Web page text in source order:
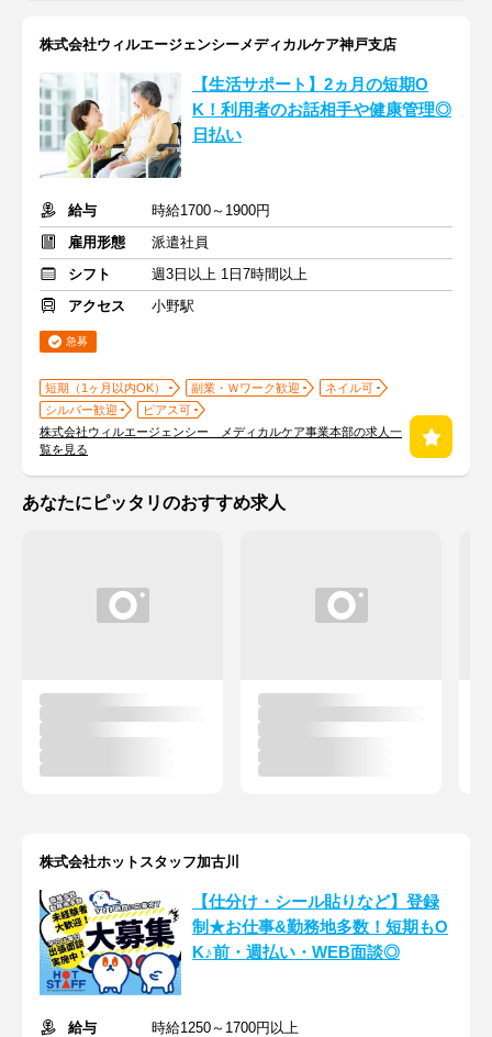
株式会社ウィルエージェンシーメディカルケア神戸支店
【生活サポート】2ヵ月の短期O
K！利用者のお話相手や健康管理◎
日払い
給与
時給1700～1900円
雇用形態
派遣社員
シフト
週3日以上 1日7時間以上
アクセス
小野駅
急募
短期（1ヶ月以内OK） 副業・Ｗワーク歓迎
ネイル可
シルバー歓迎
ピアス可
株式会社ウィルエージェンシー メディカルケア事業本部の求人一
覧を見る
あなたにピッタリのおすすめ求人
株式会社ホットスタッフ加古川
【仕分け・シール貼りなど】登録
制★お仕事&勤務地多数！短期もO
K♪前・週払い・WEB面談◎
給与
時給1250～1700円以上